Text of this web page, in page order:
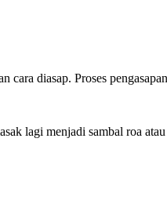
diasap. Proses
lagi menjadi sambal roa